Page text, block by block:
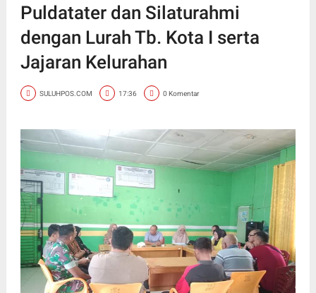
Puldatater dan Silaturahmi
dengan Lurah Tb. Kota I serta
Jajaran Kelurahan
SULUHPOS.COM 17:36 0 Komentar